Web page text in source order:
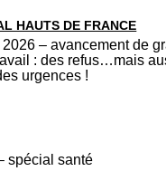
HAUTS DE FRANCE
– avancement de
: des refus…mais
urgences !
spécial santé